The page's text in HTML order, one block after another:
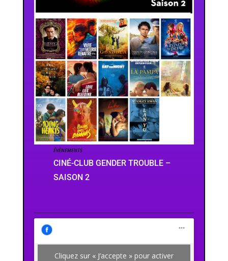
ÉVÈNEMENTS
CINÉ-CLUB GENDER TROUBLE –
SAISON 2
Cliquez sur « J’accepte » pour activer